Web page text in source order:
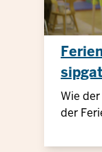
Wie
der